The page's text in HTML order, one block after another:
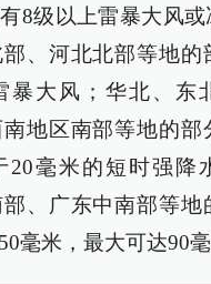
8级以上雷暴大风或
、河北北部等地的
暴大风；华北、东
地区南部等地的部
20毫米的短时强降
、广东中南部等地
毫米，最大可达90毫